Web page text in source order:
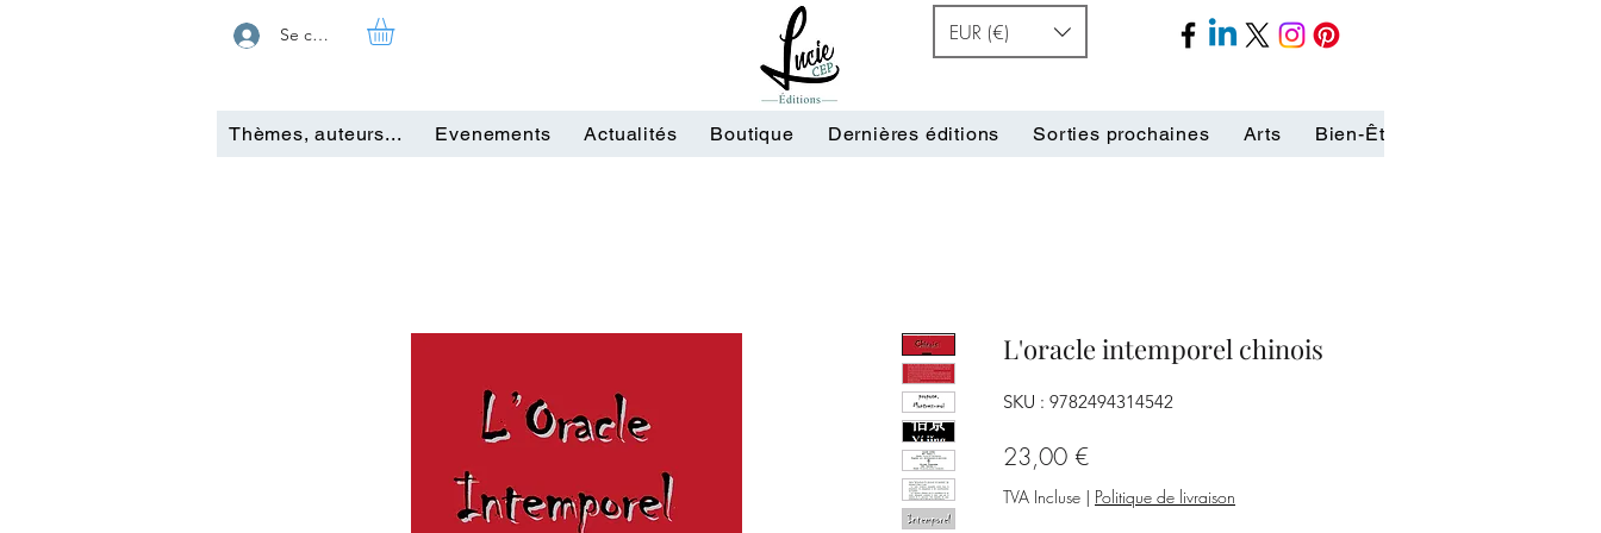
Se connecter EUR (€)
Thèmes, auteurs... Evenements Actualités Boutique Dernières éditions Sorties prochaines Arts Bien-Être
L'oracle intemporel chinois
SKU : 9782494314542
23,00 €Prix
TVA Incluse | Politique de livraison